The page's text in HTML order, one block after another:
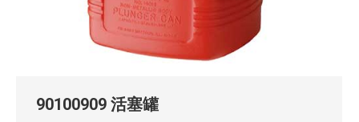
90100909 活塞罐